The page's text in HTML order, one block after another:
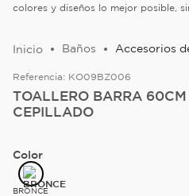
colores y diseños lo mejor posible,
Baños Accesorios
Referencia: KO09BZ006
TOALLERO BARRA
CEPILLADO
Color
BRONCE